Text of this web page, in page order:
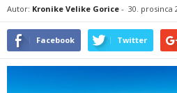
Autor: Kronike Velike Gorice - 30. prosinca
Facebook Twitter